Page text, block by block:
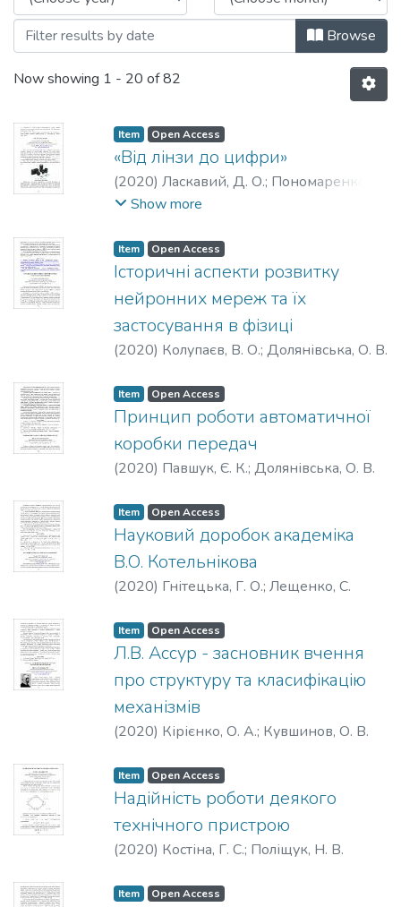
Browse
Now showing 1 - 20 of 82
Item Open Access
«Від лінзи до цифри»
(2020) Ласкавий, Д. О.; Пономаренко, Л.
П. Show more
Item Open Access
Історичні аспекти розвитку
нейронних мереж та їх
застосування в фізиці
(2020) Колупаєв, В. О.; Долянівська, О. В.
Item Open Access
Принцип роботи автоматичної
коробки передач
(2020) Павшук, Є. К.; Долянівська, О. В.
Item Open Access
Науковий доробок академіка
В.О. Котельнікова
(2020) Гнітецька, Г. О.; Лещенко, С.
Item Open Access
Л.В. Ассур - засновник вчення
про структуру та класифікацію
механізмів
(2020) Кірієнко, О. А.; Кувшинов, О. В.
Item Open Access
Надійність роботи деякого
технічного пристрою
(2020) Костіна, Г. С.; Поліщук, Н. В.
Item Open Access